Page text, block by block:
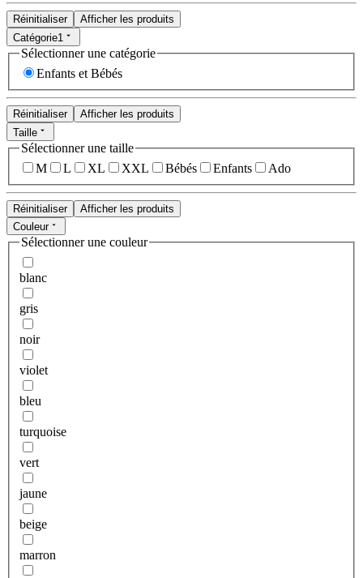
Réinitialiser
Afficher les produits
Catégorie1
Sélectionner une catégorie
Enfants et Bébés
Réinitialiser
Afficher les produits
Taille
Sélectionner une taille
M
L XL XXL Bébés Enfants Ado
Réinitialiser
Afficher les produits
Couleur
Sélectionner une couleur
blanc
gris
noir
violet
bleu
turquoise
vert
jaune
beige
marron